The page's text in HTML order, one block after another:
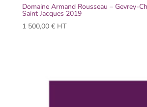
Domaine Armand Rousseau – Gevrey-
Saint Jacques 2019
1 500,00 € HT